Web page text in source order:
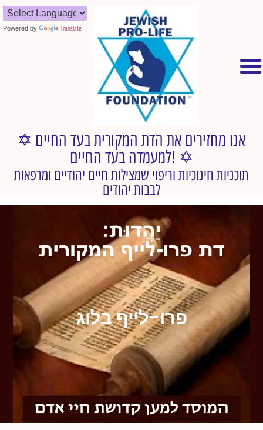
Powered by Translate
✡︎ אנו מחזירים את הדת המקורית בעד החיים
למעמדה בעד החיים! ✡︎
תוכניות חינוכיות וריפוי שמצילות חיים יהודיים ומרפאות
לבבות יהודים
פרו-לייף בלוג